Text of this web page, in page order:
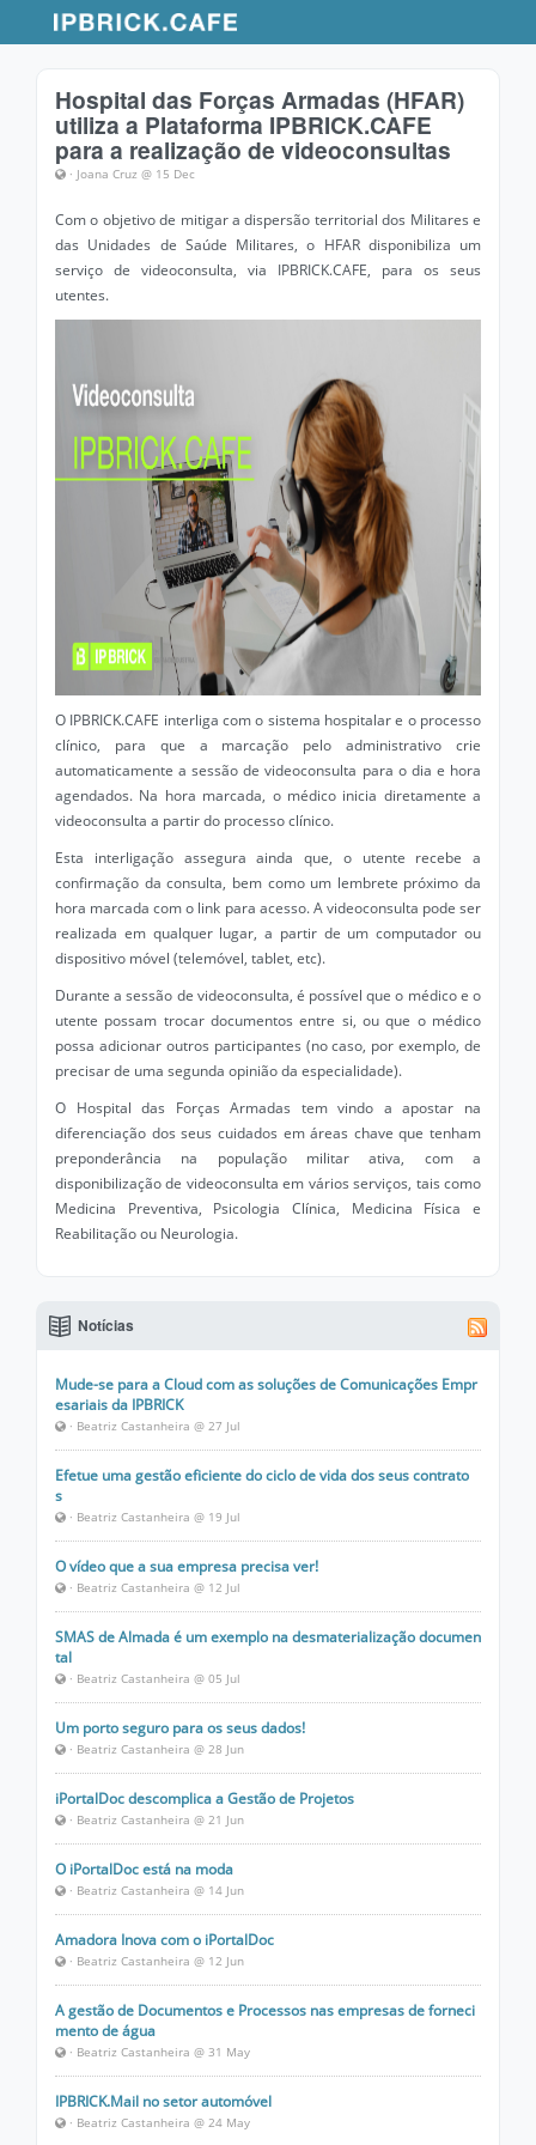
Hospital das Forças Armadas (HFAR)
utiliza a Plataforma IPBRICK.CAFE
para a realização de videoconsultas
· Joana Cruz @ 15 Dec
Com o objetivo de mitigar a dispersão territorial dos Militares e
das Unidades de Saúde Militares, o HFAR disponibiliza um
serviço de videoconsulta, via IPBRICK.CAFE, para os seus
utentes.
O IPBRICK.CAFE interliga com o sistema hospitalar e o processo
clínico, para que a marcação pelo administrativo crie
automaticamente a sessão de videoconsulta para o dia e hora
agendados. Na hora marcada, o médico inicia diretamente a
videoconsulta a partir do processo clínico.
Esta interligação assegura ainda que, o utente recebe a
confirmação da consulta, bem como um lembrete próximo da
hora marcada com o link para acesso. A videoconsulta pode ser
realizada em qualquer lugar, a partir de um computador ou
dispositivo móvel (telemóvel, tablet, etc).
Durante a sessão de videoconsulta, é possível que o médico e o
utente possam trocar documentos entre si, ou que o médico
possa adicionar outros participantes (no caso, por exemplo, de
precisar de uma segunda opinião da especialidade).
O Hospital das Forças Armadas tem vindo a apostar na
diferenciação dos seus cuidados em áreas chave que tenham
preponderância na população militar ativa, com a
disponibilização de videoconsulta em vários serviços, tais como
Medicina Preventiva, Psicologia Clínica, Medicina Física e
Reabilitação ou Neurologia.
Notícias
Mude-se para a Cloud com as soluções de Comunicações Empr
esariais da IPBRICK
· Beatriz Castanheira @ 27 Jul
Efetue uma gestão eficiente do ciclo de vida dos seus contrato
s
· Beatriz Castanheira @ 19 Jul
O vídeo que a sua empresa precisa ver!
· Beatriz Castanheira @ 12 Jul
SMAS de Almada é um exemplo na desmaterialização documen
tal
· Beatriz Castanheira @ 05 Jul
Um porto seguro para os seus dados!
· Beatriz Castanheira @ 28 Jun
iPortalDoc descomplica a Gestão de Projetos
· Beatriz Castanheira @ 21 Jun
O iPortalDoc está na moda
· Beatriz Castanheira @ 14 Jun
Amadora Inova com o iPortalDoc
· Beatriz Castanheira @ 12 Jun
A gestão de Documentos e Processos nas empresas de forneci
mento de água
· Beatriz Castanheira @ 31 May
IPBRICK.Mail no setor automóvel
· Beatriz Castanheira @ 24 May